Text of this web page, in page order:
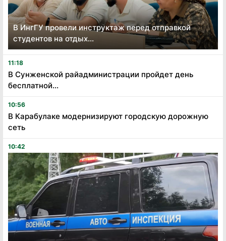
В ИнгГУ провели инструктаж перед отправкой
студентов на отдых...
11:18
В Сунженской райадминистрации пройдет день
бесплатной...
10:56
В Карабулаке модернизируют городскую дорожную
сеть
10:42